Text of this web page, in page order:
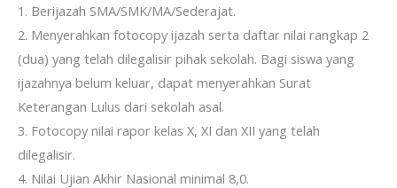
1. Berijazah SMA/SMK/MA/Sederajat.
2. Menyerahkan fotocopy ijazah serta daftar nilai rangkap 2
(dua) yang telah dilegalisir pihak sekolah. Bagi siswa yang
ijazahnya belum keluar, dapat menyerahkan Surat
Keterangan Lulus dari sekolah asal.
3. Fotocopy nilai rapor kelas X, XI dan XII yang telah
dilegalisir.
4. Nilai Ujian Akhir Nasional minimal 8,0.